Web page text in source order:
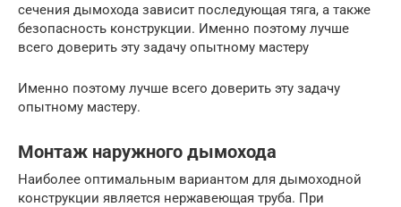
сечения дымохода зависит последующая тяга, а также
безопасность конструкции. Именно поэтому лучше
всего доверить эту задачу опытному мастеру
Именно поэтому лучше всего доверить эту задачу
опытному мастеру.
Монтаж наружного дымохода
Наиболее оптимальным вариантом для дымоходной
конструкции является нержавеющая труба. При